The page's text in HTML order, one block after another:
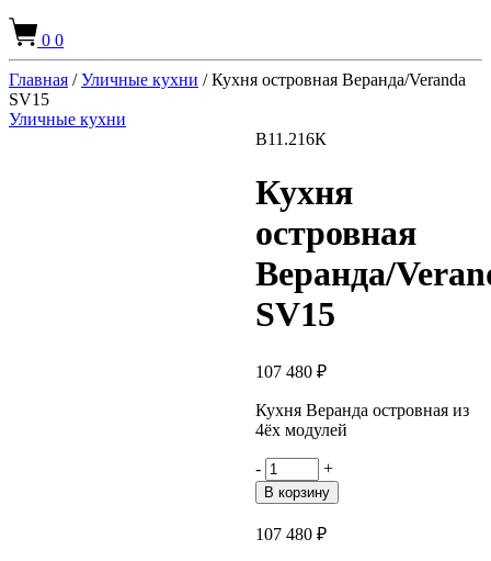
0 0
Главная /Уличные кухни / Кухня островная Веранда/Veranda
SV15
Уличные кухни
В11.216К
Кухня
островная
Веранда/
SV15
107 480 ₽
Кухня Веранда островная из
4ёх модулей
Количество
товара
Кухня
островная
Веранда/Veranda
- +
В корзину
107 480 ₽